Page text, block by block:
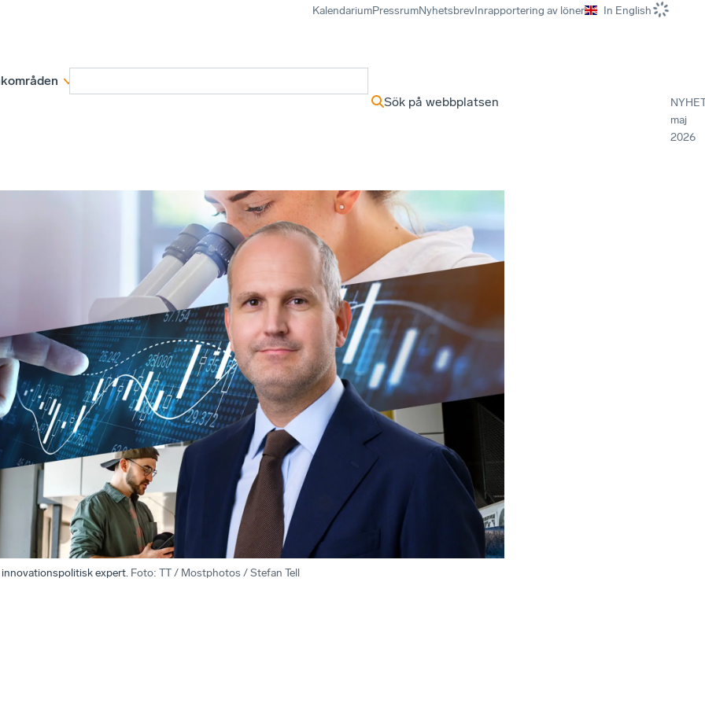
KalendariumPressrumNyhetsbrevInrapportering av löner In English
Sök på webbplatsen
maj
2026
expert. Foto: TT / Mostphotos / Stefan Tell